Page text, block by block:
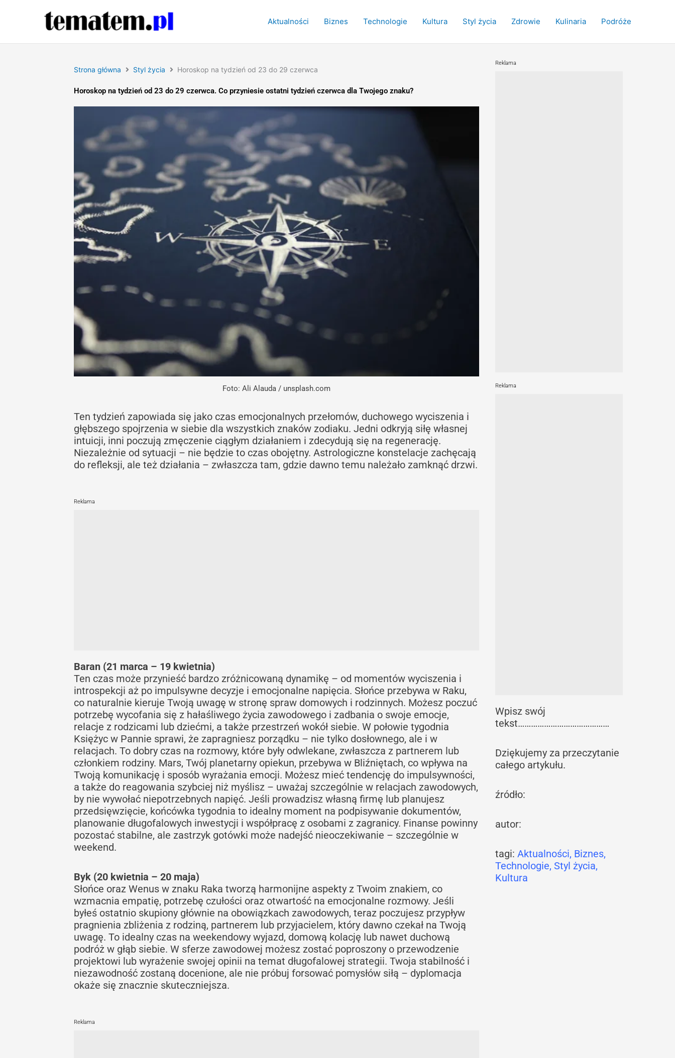
Aktualności Biznes Technologie Kultura Styl życia Zdrowie Kulinaria Podróże
Strona główna Styl życia Horoskop na tydzień od 23 do 29 czerwca
Horoskop na tydzień od 23 do 29 czerwca. Co przyniesie ostatni tydzień czerwca dla Twojego znaku?
Foto: Ali Alauda / unsplash.com
Ten tydzień zapowiada się jako czas emocjonalnych przełomów, duchowego wyciszenia i
głębszego spojrzenia w siebie dla wszystkich znaków zodiaku. Jedni odkryją siłę własnej
intuicji, inni poczują zmęczenie ciągłym działaniem i zdecydują się na regenerację.
Niezależnie od sytuacji – nie będzie to czas obojętny. Astrologiczne konstelacje zachęcają
do refleksji, ale też działania – zwłaszcza tam, gdzie dawno temu należało zamknąć drzwi.
Reklama
Baran (21 marca – 19 kwietnia)
Ten czas może przynieść bardzo zróżnicowaną dynamikę – od momentów wyciszenia i
introspekcji aż po impulsywne decyzje i emocjonalne napięcia. Słońce przebywa w Raku,
co naturalnie kieruje Twoją uwagę w stronę spraw domowych i rodzinnych. Możesz poczuć
potrzebę wycofania się z hałaśliwego życia zawodowego i zadbania o swoje emocje,
relacje z rodzicami lub dziećmi, a także przestrzeń wokół siebie. W połowie tygodnia
Księżyc w Pannie sprawi, że zapragniesz porządku – nie tylko dosłownego, ale i w
relacjach. To dobry czas na rozmowy, które były odwlekane, zwłaszcza z partnerem lub
członkiem rodziny. Mars, Twój planetarny opiekun, przebywa w Bliźniętach, co wpływa na
Twoją komunikację i sposób wyrażania emocji. Możesz mieć tendencję do impulsywności,
a także do reagowania szybciej niż myślisz – uważaj szczególnie w relacjach zawodowych,
by nie wywołać niepotrzebnych napięć. Jeśli prowadzisz własną firmę lub planujesz
przedsięwzięcie, końcówka tygodnia to idealny moment na podpisywanie dokumentów,
planowanie długofalowych inwestycji i współpracę z osobami z zagranicy. Finanse powinny
pozostać stabilne, ale zastrzyk gotówki może nadejść nieoczekiwanie – szczególnie w
weekend.
Byk (20 kwietnia – 20 maja)
Słońce oraz Wenus w znaku Raka tworzą harmonijne aspekty z Twoim znakiem, co
wzmacnia empatię, potrzebę czułości oraz otwartość na emocjonalne rozmowy. Jeśli
byłeś ostatnio skupiony głównie na obowiązkach zawodowych, teraz poczujesz przypływ
pragnienia zbliżenia z rodziną, partnerem lub przyjacielem, który dawno czekał na Twoją
uwagę. To idealny czas na weekendowy wyjazd, domową kolację lub nawet duchową
podróż w głąb siebie. W sferze zawodowej możesz zostać poproszony o przewodzenie
projektowi lub wyrażenie swojej opinii na temat długofalowej strategii. Twoja stabilność i
niezawodność zostaną docenione, ale nie próbuj forsować pomysłów siłą – dyplomacja
okaże się znacznie skuteczniejsza.
Reklama
Reklama
Reklama
Wpisz swój
tekst……………………………………
Dziękujemy za przeczytanie
całego artykułu.
źródło:
autor:
tagi: Aktualności, Biznes,
Technologie, Styl życia,
Kultura